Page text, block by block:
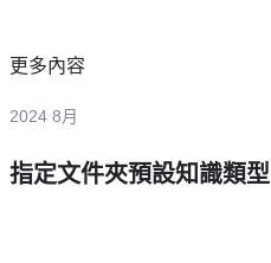
更多內容
2024 8月
指定文件夾預設知識類型